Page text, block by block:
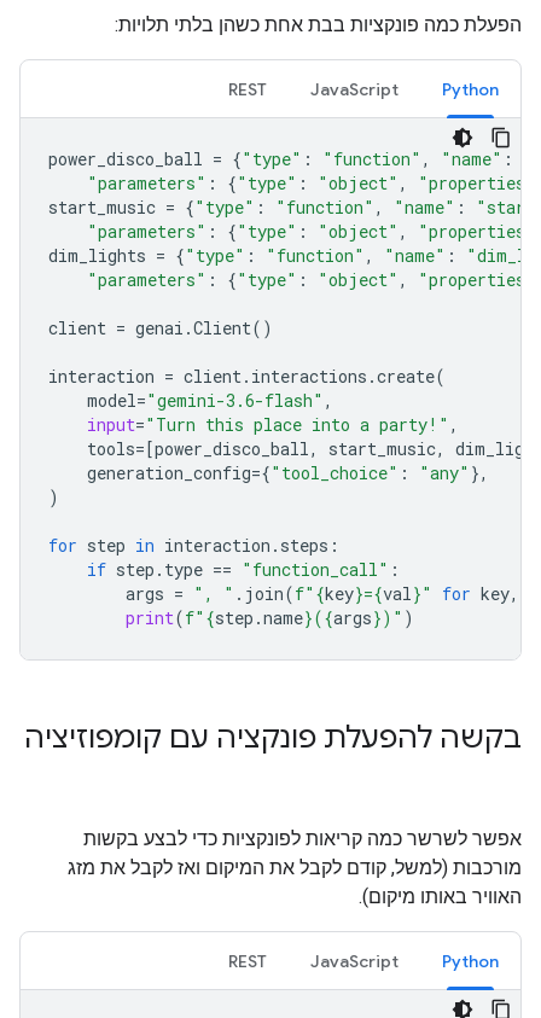
הפעלת כמה פונקציות בבת אחת כשהן בלתי תלויות:
Python
JavaScript
REST
power_disco_ball = {"type" : "function" , "name" :
"parameters" : {"type" : "object" , "properties"
start_music = {"type" : "function" , "name" :
"parameters" : {"type" : "object" , "properties"
dim_lights = {"type" : "function" , "name" :
"parameters" : {"type" : "object" , "properties"
client = genai .Client()
interaction = client. interactions .create(
model="gemini-3.6-flash" ,
input="Turn this place into a party!" ,
tools= [power_disco_ball, start_music,
generation_config={"tool_choice" : "any" },
)
for step in interaction . steps :
if step . type == "function_call" :
args = ", " . join(f" {key}={val}" for key,
print(f" {step .name}({args})" )
בקשה להפעלת פונקציה עם קומפוזיציה
אפשר לשרשר כמה קריאות לפונקציות כדי לבצע בקשות
מורכבות (למשל, קודם לקבל את המיקום ואז לקבל את מזג
האוויר באותו מיקום).
Python
JavaScript
REST